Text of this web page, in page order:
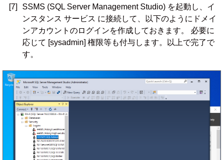
[7]
SSMS (SQL Server Management Studio) を起動し、イ
ンスタンス サービス に接続して、以下のようにドメイ
ンアカウントのログインを作成しておきます。 必要に
応じて [sysadmin] 権限等も付与します。以上で完了で
す。